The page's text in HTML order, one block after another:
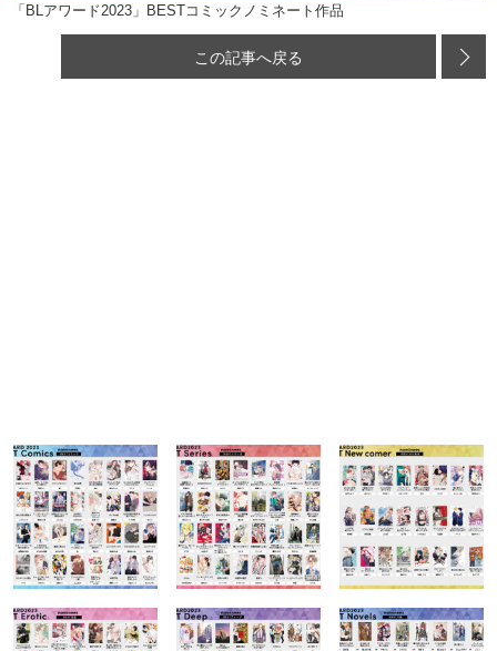
「BLアワード2023」BESTコミックノミネート作品
この記事へ戻る